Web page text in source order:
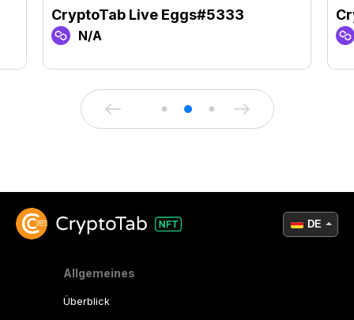
CryptoTab Live Eggs#5333
N/A
Allgemeines
Überblick
DE